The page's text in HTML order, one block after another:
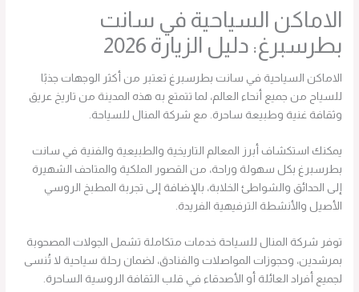
الاماكن السياحية في سانت
بطرسبرغ: دليل الزيارة 2026
الاماكن السياحية في سانت بطرسبرغ تعتبر من أكثر الوجهات جذبًا
للسياح من جميع أنحاء العالم، لما تتمتع به هذه المدينة من تاريخ عريق
وثقافة غنية وطبيعة ساحرة. مع شركة المنال للسياحة.
يمكنك استكشاف أبرز المعالم التاريخية والطبيعية والفنية في سانت
بطرسبرغ بكل سهولة وراحة، من القصور الملكية والمتاحف الشهيرة
إلى الحدائق والشواطئ الخلابة، بالإضافة إلى تجربة المطبخ الروسي
الأصيل والأنشطة الترفيهية الفريدة.
توفر شركة المنال للسياحة خدمات متكاملة تشمل الجولات المصحوبة
بمرشدين، وحجوزات المواصلات والفنادق، لضمان رحلة سياحية لا تُنسى
لجميع أفراد العائلة أو الأصدقاء في قلب الثقافة الروسية الساحرة.